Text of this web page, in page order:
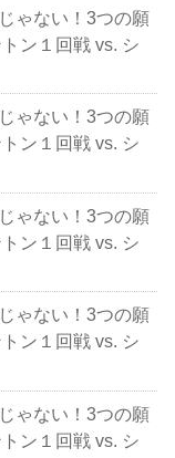
ゃない！3つの願
ン１回戦 vs. シ
ゃない！3つの願
ン１回戦 vs. シ
ゃない！3つの願
ン１回戦 vs. シ
ゃない！3つの願
ン１回戦 vs. シ
ゃない！3つの願
ン１回戦 vs. シ